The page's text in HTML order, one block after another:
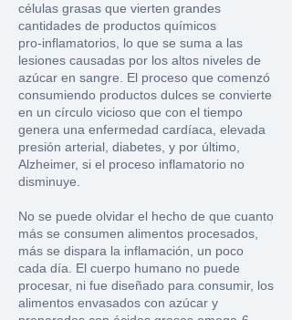
células grasas que vierten grandes
cantidades de productos químicos
pro-inflamatorios, lo que se suma a las
lesiones causadas por los altos niveles de
azúcar en sangre. El proceso que comenzó
consumiendo productos dulces se convierte
en un círculo vicioso que con el tiempo
genera una enfermedad cardíaca, elevada
presión arterial, diabetes, y por último,
Alzheimer, si el proceso inflamatorio no
disminuye.
No se puede olvidar el hecho de que cuanto
más se consumen alimentos procesados,
más se dispara la inflamación, un poco
cada día . El cuerpo humano no puede
procesar, ni fue diseñado para consumir, los
alimentos envasados con azúcar y